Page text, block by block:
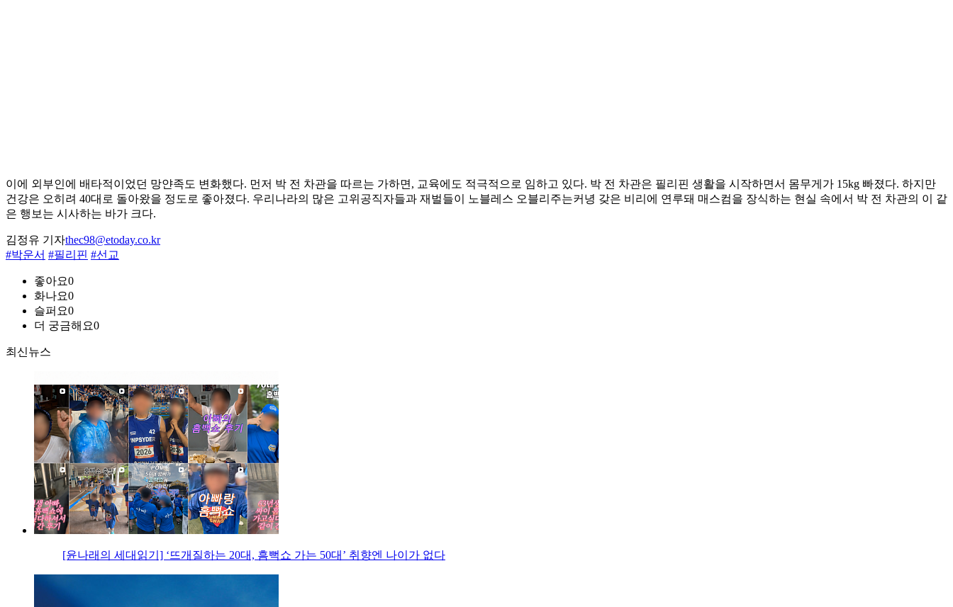
이에 외부인에 배타적이었던 망얀족도 변화했다. 먼저 박 전 차관을 따르는 가하면, 교육에도 적극적으로 임하고 있다. 박 전 차관은 필리핀 생활을 시작하면서 몸무게가 15kg 빠졌다. 하지만
건강은 오히려 40대로 돌아왔을 정도로 좋아졌다. 우리나라의 많은 고위공직자들과 재벌들이 노블레스 오블리주는커녕 갖은 비리에 연루돼 매스컴을 장식하는 현실 속에서 박 전 차관의 이 같
은 행보는 시사하는 바가 크다.
김정유 기자thec98@etoday.co.kr
#박운서 #필리핀 #선교
좋아요0
화나요0
슬퍼요0
더 궁금해요0
최신뉴스
[윤나래의 세대읽기] ‘뜨개질하는 20대, 흠뻑쇼 가는 50대’ 취향엔 나이가 없다